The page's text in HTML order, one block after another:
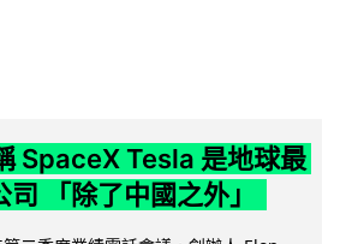
SpaceX Tesla 是地球最
「除了中國之外」